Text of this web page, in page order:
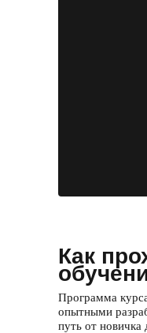
Как
Программа
опытными
путь от новичка